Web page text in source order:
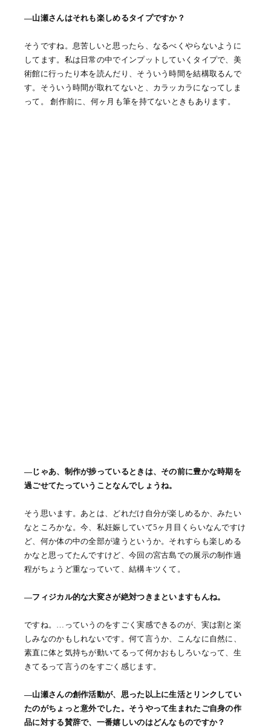
―山瀬さんはそれも楽しめるタイプですか？
そうですね。息苦しいと思ったら、なるべくやらないように
してます。私は日常の中でインプットしていくタイプで、美
術館に行ったり本を読んだり、そういう時間を結構取るんで
す。そういう時間が取れてないと、カラッカラになってしま
って。 創作前に、何ヶ月も筆を持てないときもあります。
―じゃあ、制作が捗っているときは、その前に豊かな時期を
過ごせてたっていうことなんでしょうね。
そう思います。あとは、どれだけ自分が楽しめるか、みたい
なところかな。今、私妊娠していて5ヶ月目くらいなんですけ
ど、何か体の中の全部が違うというか。それすらも楽しめる
かなと思ってたんですけど、今回の宮古島での展示の制作過
程がちょうど重なっていて、結構キツくて。
―フィジカル的な大変さが絶対つきまといますもんね。
ですね。…っていうのをすごく実感できるのが、実は割と楽
しみなのかもしれないです。何て言うか、こんなに自然に、
素直に体と気持ちが動いてるって何かおもしろいなって、生
きてるって言うのをすごく感じます。
―山瀬さんの創作活動が、思った以上に生活とリンクしてい
たのがちょっと意外でした。そうやって生まれたご自身の作
品に対する賛辞で、一番嬉しいのはどんなものですか？